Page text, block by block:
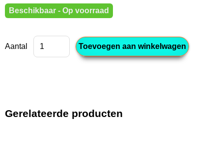
Beschikbaar - Op voorraad
Aantal
Gerelateerde producten